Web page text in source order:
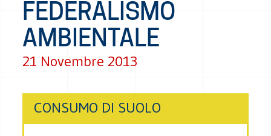
FEDERALISMO
AMBIENTALE
21 Novembre 2013
CONSUMO DI SUOLO